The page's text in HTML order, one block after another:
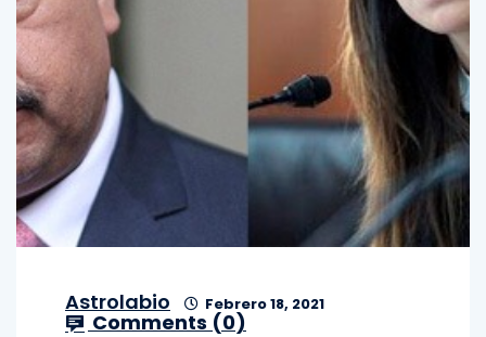
Astrolabio Febrero 18, 2021
Comments (0)